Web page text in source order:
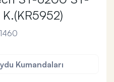
Kumandaları